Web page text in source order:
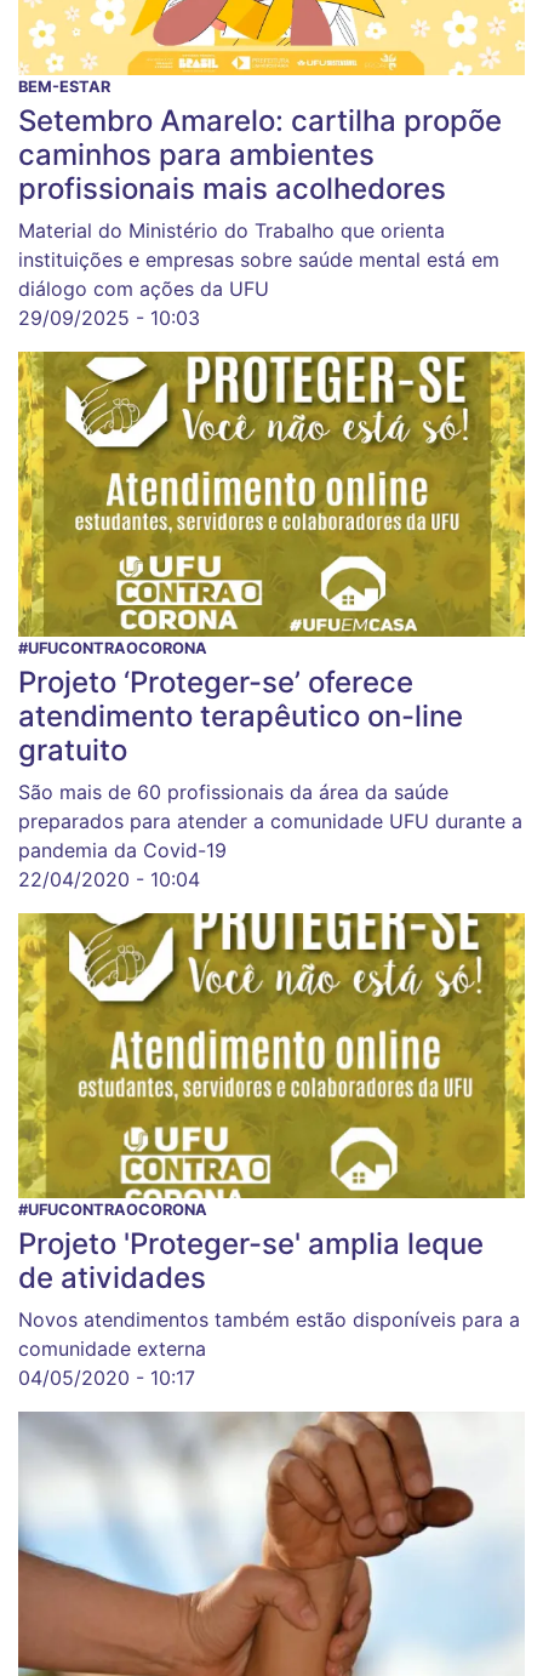
BEM-ESTAR
Setembro Amarelo: cartilha propõe
caminhos para ambientes
profissionais mais acolhedores
Material do Ministério do Trabalho que orienta
instituições e empresas sobre saúde mental está em
diálogo com ações da UFU
29/09/2025 - 10:03
#UFUCONTRAOCORONA
Projeto ‘Proteger-se’ oferece
atendimento terapêutico on-line
gratuito
São mais de 60 profissionais da área da saúde
preparados para atender a comunidade UFU durante a
pandemia da Covid-19
22/04/2020 - 10:04
#UFUCONTRAOCORONA
Projeto 'Proteger-se' amplia leque
de atividades
Novos atendimentos também estão disponíveis para a
comunidade externa
04/05/2020 - 10:17